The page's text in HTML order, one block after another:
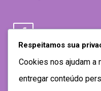
Respeitamos sua
Cookies nos ajudam a
entregar conteúdo